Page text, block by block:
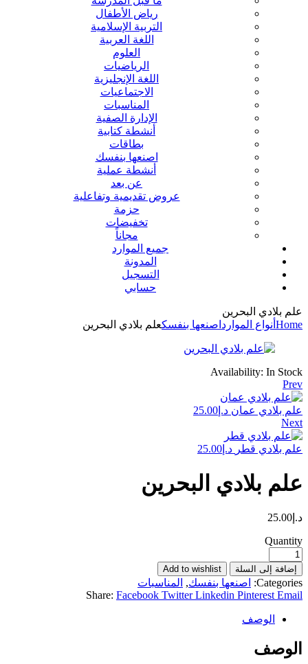
رياض الأطفال
التربية الإسلامية
اللغة العربية
العلوم
الرياضيات
اللغة الإنجليزية
الاجتماعيات
المناسبات
الإدارة الصفية
أنشطة كتابية
بطاقات
اصنعها بنفسك
أنشطة عملية
عن بعد
عروض تقديمية وتفاعلية
حزمة
تخفيضات
مجاناً
جميع الموارد
المدونة
التسجيل
حسابي
علم بلادي البحرين
Home أنواع الموارد اصنعها بنفسكعلم بلادي البحرين
Availability: In Stock
Prev
علم بلادي عمان د.إ 25.00
Next
علم بلادي قطر د.إ 25.00
علم بلادي البحرين
د.إ 25.00
Quantity
إضافة إلى السلة Add to wishlist
Categories: اصنعها بنفسك, المناسبات
Share: Facebook Twitter Linkedin Pinterest Email
الوصف
الوصف